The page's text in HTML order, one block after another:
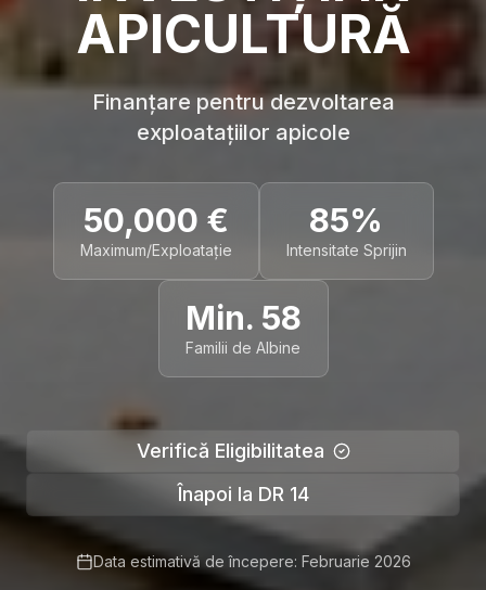
APICULTURĂ
Finanțare pentru dezvoltarea
exploatațiilor apicole
50,000 €
Maximum/Exploatație
85%
Intensitate Sprijin
Min. 58
Familii de Albine
Verifică Eligibilitatea
Înapoi la DR 14
Data estimativă de începere: Februarie 2026